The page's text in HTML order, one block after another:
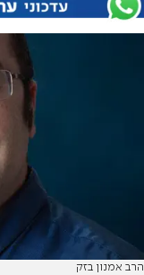
הרב אמנון בזק